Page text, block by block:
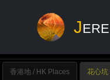
J
香港地 / HK Places 花心坑